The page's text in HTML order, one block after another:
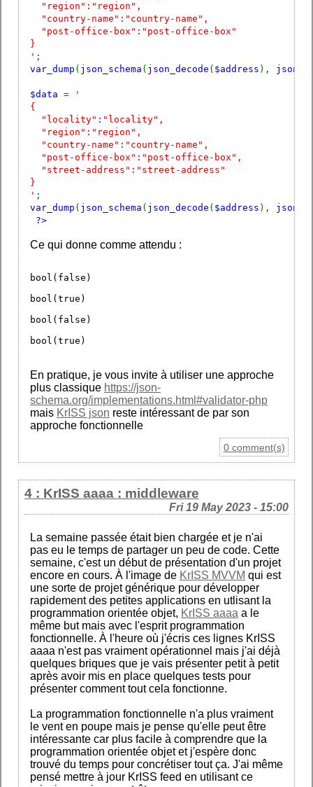
"region":"region",
"country-name":"country-name",
"post-office-box":"post-office-box"
}
' ;
var_dump ( json_schema ( json_decode ( $address ),
$data =
'
{
"locality":"locality",
"region":"region",
"country-name":"country-name",
"post-office-box":"post-office-box",
"street-address":"street-address"
}
' ;
var_dump ( json_schema ( json_decode ( $address ),
?>
Ce qui donne comme attendu :
bool(false)
bool(true)
bool(false)
bool(true)
En pratique, je vous invite à utiliser une approche
plus classique https://json-
schema.org/implementations.html#validator-php
mais KrISS json reste intéressant de par son
approche fonctionnelle
0 comment(s)
4 : KrISS aaaa : middleware
Fri 19 May 2023 - 15:00
La semaine passée était bien chargée et je n'ai
pas eu le temps de partager un peu de code. Cette
semaine, c'est un début de présentation d'un projet
encore en cours. À l'image de KrISS MVVM qui est
une sorte de projet générique pour développer
rapidement des petites applications en utlisant la
programmation orientée objet, KrISS aaaa a le
même but mais avec l'esprit programmation
fonctionnelle. À l'heure où j'écris ces lignes KrISS
aaaa n'est pas vraiment opérationnel mais j'ai déjà
quelques briques que je vais présenter petit à petit
après avoir mis en place quelques tests pour
présenter comment tout cela fonctionne.
La programmation fonctionnelle n'a plus vraiment
le vent en poupe mais je pense qu'elle peut être
intéressante car plus facile à comprendre que la
programmation orientée objet et j'espère donc
trouvé du temps pour concrétiser tout ça. J'ai même
pensé mettre à jour KrISS feed en utilisant ce